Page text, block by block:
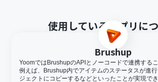
使用しているアプリに
Brushup
YoomではBrushupのAPIとノーコードで連携するこ
例えば、Brushup内でアイテムのステータスが進
ジェクトにコピーするなどといったことが実現でき